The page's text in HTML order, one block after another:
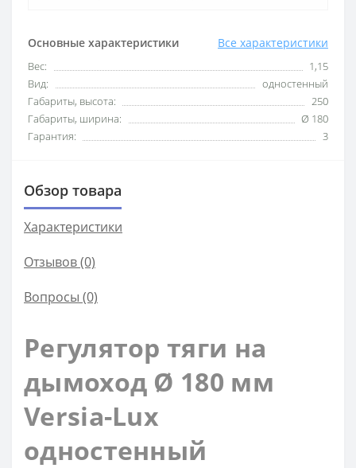
Основные характеристики Все характеристики
Вес:
1,15
Вид:
одностенный
Габариты, высота:
250
Габариты, ширина:
Ø 180
Гарантия:
3
Обзор товара
Характеристики
Отзывов (0)
Вопросы (0)
Регулятор тяги на
дымоход Ø 180 мм
Versia-Lux
одностенный